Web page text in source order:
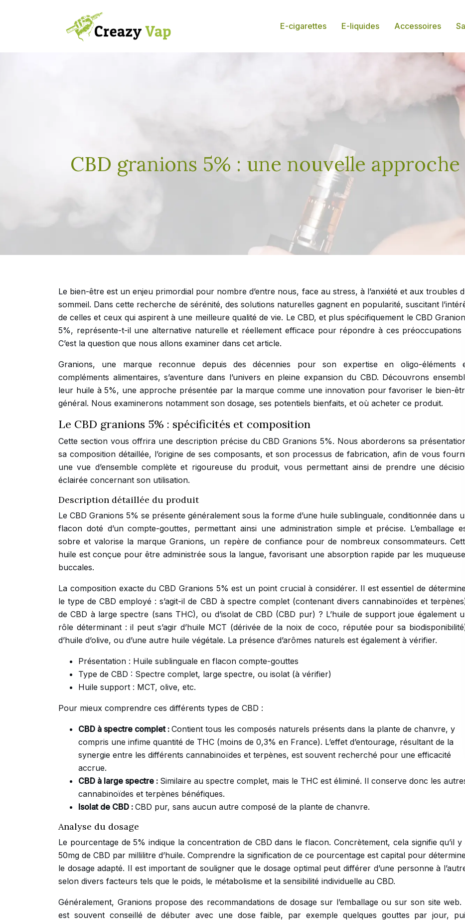
E-cigarettes E-liquides Accessoires
CBD granions 5% : une nouvelle
Le bien-être est un enjeu primordial pour nombre d’entre nous, face au stress, à l’anxiété et aux troubles
sommeil. Dans cette recherche de sérénité, des solutions naturelles gagnent en popularité, suscitant
de celles et ceux qui aspirent à une meilleure qualité de vie. Le CBD, et plus spécifiquement le CBD
5%, représente-t-il une alternative naturelle et réellement efficace pour répondre à ces préoccupations
C’est la question que nous allons examiner dans cet article.
Granions, une marque reconnue depuis des décennies pour son expertise en oligo-éléments
compléments alimentaires, s’aventure dans l’univers en pleine expansion du CBD. Découvrons
leur huile à 5%, une approche présentée par la marque comme une innovation pour favoriser le bien-
général. Nous examinerons notamment son dosage, ses potentiels bienfaits, et où acheter ce produit.
Le CBD granions 5% : spécificités et composition
Cette section vous offrira une description précise du CBD Granions 5%. Nous aborderons sa
sa composition détaillée, l’origine de ses composants, et son processus de fabrication, afin de vous
une vue d’ensemble complète et rigoureuse du produit, vous permettant ainsi de prendre une
éclairée concernant son utilisation.
Description détaillée du produit
Le CBD Granions 5% se présente généralement sous la forme d’une huile sublinguale, conditionnée dans
flacon doté d’un compte-gouttes, permettant ainsi une administration simple et précise. L’emballage
sobre et valorise la marque Granions, un repère de confiance pour de nombreux consommateurs.
huile est conçue pour être administrée sous la langue, favorisant une absorption rapide par les
buccales.
La composition exacte du CBD Granions 5% est un point crucial à considérer. Il est essentiel de
le type de CBD employé : s’agit-il de CBD à spectre complet (contenant divers cannabinoïdes et
de CBD à large spectre (sans THC), ou d’isolat de CBD (CBD pur) ? L’huile de support joue également
rôle déterminant : il peut s’agir d’huile MCT (dérivée de la noix de coco, réputée pour sa
d’huile d’olive, ou d’une autre huile végétale. La présence d’arômes naturels est également à vérifier.
Présentation : Huile sublinguale en flacon compte-gouttes
Type de CBD : Spectre complet, large spectre, ou isolat (à vérifier)
Huile support : MCT, olive, etc.
Pour mieux comprendre ces différents types de CBD :
CBD à spectre complet : Contient tous les composés naturels présents dans la plante de chanvre, y
compris une infime quantité de THC (moins de 0,3% en France). L’effet d’entourage, résultant de la
synergie entre les différents cannabinoïdes et terpènes, est souvent recherché pour une efficacité
accrue.
CBD à large spectre : Similaire au spectre complet, mais le THC est éliminé. Il conserve donc les
cannabinoïdes et terpènes bénéfiques.
Isolat de CBD : CBD pur, sans aucun autre composé de la plante de chanvre.
Analyse du dosage
Le pourcentage de 5% indique la concentration de CBD dans le flacon. Concrètement, cela signifie qu’il y
50mg de CBD par millilitre d’huile. Comprendre la signification de ce pourcentage est capital pour
le dosage adapté. Il est important de souligner que le dosage optimal peut différer d’une personne à
selon divers facteurs tels que le poids, le métabolisme et la sensibilité individuelle au CBD.
Généralement, Granions propose des recommandations de dosage sur l’emballage ou sur son site web.
est souvent conseillé de débuter avec une dose faible, par exemple quelques gouttes par jour,